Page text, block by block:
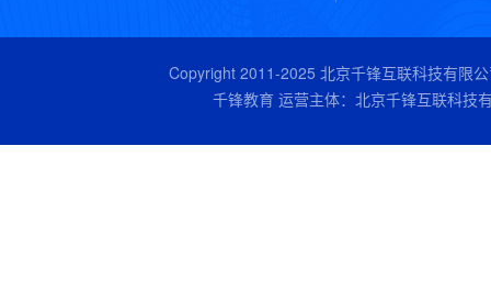
Copyright 2011-2025 北京千锋互联科技有限
千锋教育 运营主体：北京千锋互联科技